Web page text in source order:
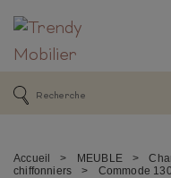
Accueil > MEUBLE >
chiffonniers
> Commode